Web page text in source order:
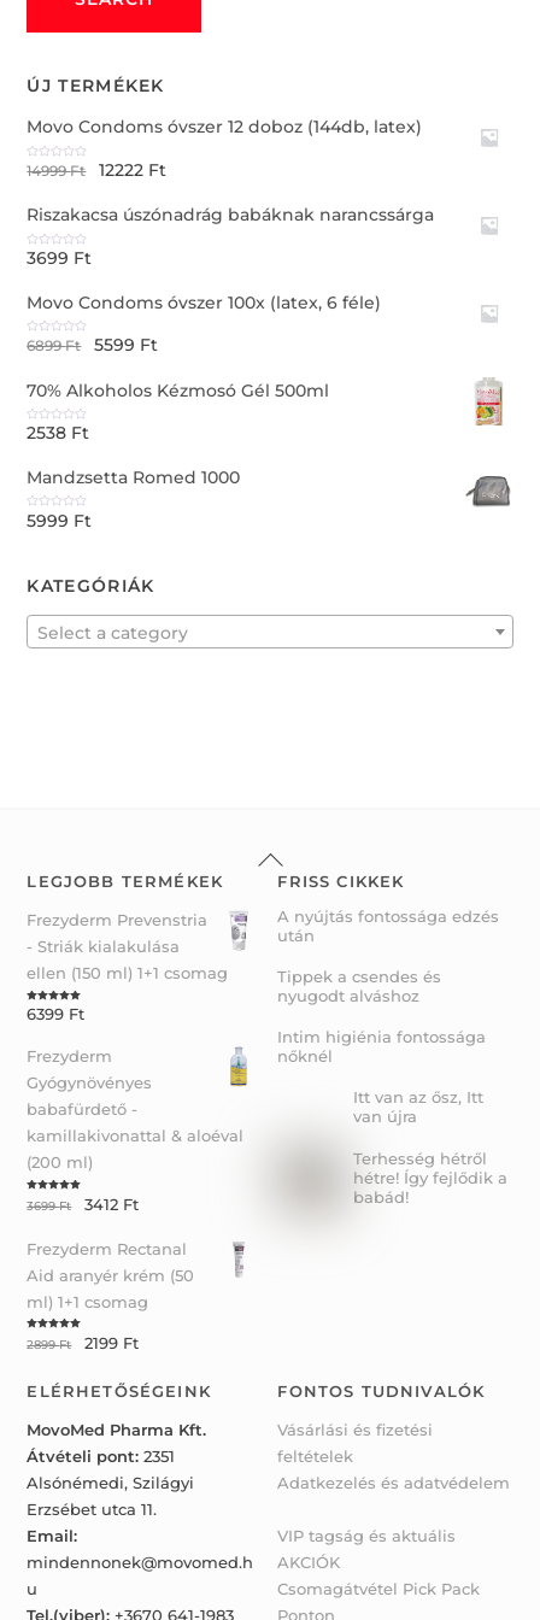
ÚJ TERMÉKEK
Movo Condoms óvszer 12 doboz (144db, latex)
R
a
d
0
o
u
t
o
14999Ft 12222 Ft
Riszakacsa úszónadrág babáknak narancssárga
R
a
d
0
o
u
t
o
3699 Ft
Movo Condoms óvszer 100x (latex, 6 féle)
R
a
d
0
o
u
t
o
6899Ft 5599 Ft
70% Alkoholos Kézmosó Gél 500ml
R
a
d
0
o
u
t
o
2538 Ft
Mandzsetta Romed 1000
R
a
o
u
o
5999 Ft
KATEGÓRIÁK
Select a category
Back
To
LEGJOBB TERMÉKEK
Frezyderm Prevenstria
- Striák kialakulása
ellen (150 ml) 1+1 csomag
Rated5.00
out of 5
6399 Ft
Frezyderm
Gyógynövényes
babafürdető -
kamillakivonattal & aloéval
(200 ml)
Rated5.00
out of 5
3699Ft 3412 Ft
Frezyderm Rectanal
Aid aranyér krém (50
ml) 1+1 csomag
Rated5.00
out of 5
2899Ft 2199 Ft
FRISS CIKKEK
A nyújtás fontossága edzés
után
Tippek a csendes és
nyugodt alváshoz
Intim higiénia fontossága
nőknél
Itt van az ősz, Itt
van újra
Terhesség hétről
hétre! Így fejlődik a
babád!
ELÉRHETŐSÉGEINK
MovoMed Pharma Kft.
Átvételi pont: 2351
Alsónémedi, Szilágyi
Erzsébet utca 11.
Email:
mindennonek@movomed.h
u
Tel.(viber): +3670 641-1983
FONTOS TUDNIVALÓK
Vásárlási és fizetési
feltételek
Adatkezelés és adatvédelem
VIP tagság és aktuális
AKCIÓK
Csomagátvétel Pick Pack
Ponton